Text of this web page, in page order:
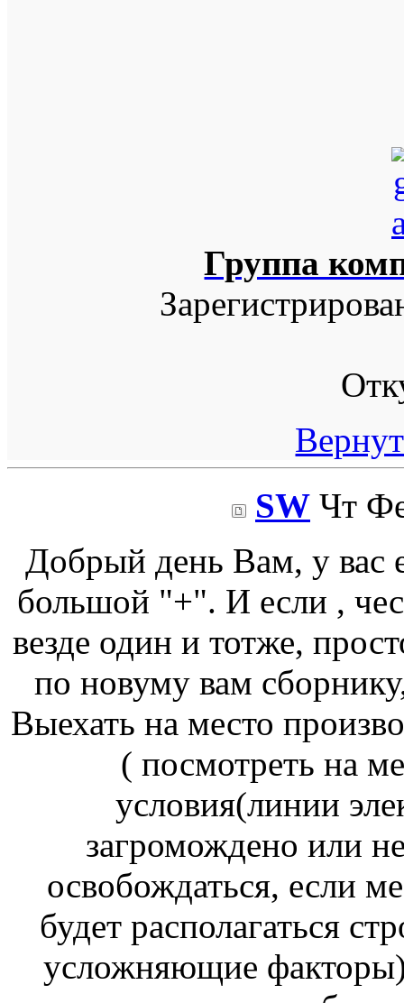
Группа
SW Чт
Добрый день Вам, у вас
большой "+". И если ,
везде один и тотже,
по новуму вам
Выехать на место
( посмотреть на
условия(линии
загромождено или
освобождаться, если
будет располагаться
усложняющие